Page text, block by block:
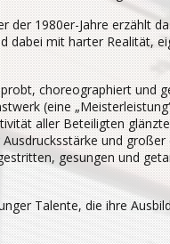
der 1980er-Jahre erzählt
dabei mit harter Realität,
choreographiert und
(eine
aller Beteiligten
und
gesungen und
Talente, die ihre